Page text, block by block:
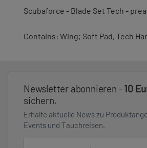
Scubaforce - Blade Set Tech -
Contains: Wing; Soft Pad, Tech
Newsletter abonnieren -10
sichern.
Erhalte aktuelle News zu
Events und Tauchreisen.